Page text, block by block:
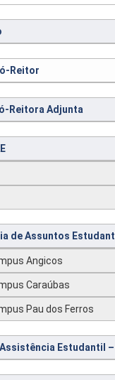
Reitor
Reitora Adjunta
de Assuntos
Angicos
Caraúbas
Pau dos Ferros
Estudantil –